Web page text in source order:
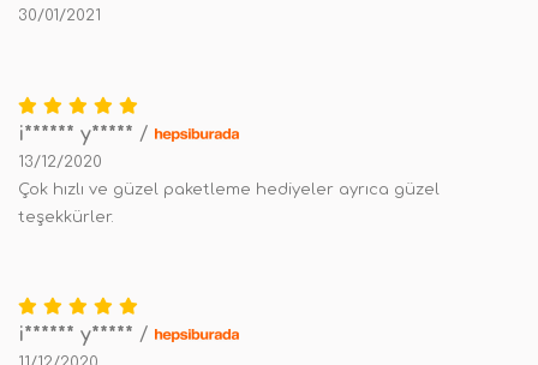
30/01/2021
i****** y***** /
13/12/2020
Çok hızlı ve güzel paketleme hediyeler ayrıca güzel
teşekkürler.
i****** y***** /